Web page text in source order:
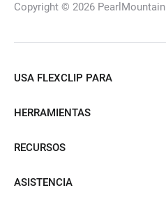
Copyright © 2026 PearlMountain
USA FLEXCLIP PARA
HERRAMIENTAS
RECURSOS
ASISTENCIA